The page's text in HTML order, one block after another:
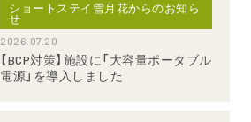
ショートステイ雪月花からのお知ら
せ
2026.07.20
【BCP対策】施設に「大容量ポータブル
電源」を導入しました